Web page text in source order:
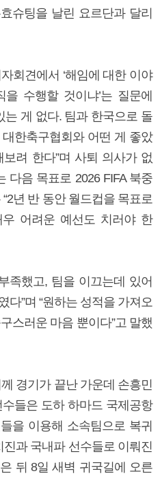
슈팅을 날린 요르단과 달리
회견에서 ‘해임에 대한 이야
수행할 것이냐’는 질문에
는 게 없다. 팀과 한국으로 돌
한축구협회와 어떤 게 좋았
려 한다”며 사퇴 의사가 없
다음 목표로 2026 FIFA 북중
년 반 동안 월드컵을 목표로
어려운 예선도 치러야 한
족했고, 팀을 이끄는데 있어
다”며 “원하는 성적을 가져오
스러운 마음 뿐이다”고 말했
경기가 끝난 가운데 손흥민
들은 도하 하마드 국제공항
을 이용해 소속팀으로 복귀
과 국내파 선수들로 이뤄진
뒤 8일 새벽 귀국길에 오른